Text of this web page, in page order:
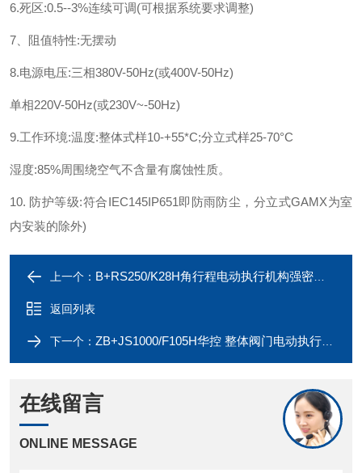
6.死区:0.5--3%连续可调(可根据系统要求调整)
7 、阻值特性:无摆动
8.电源电压:三相380V-50Hz(或400V-50Hz)
单相220V-50Hz(或230V~-50Hz)
9.工作环境:温度:整体式样10-+55*C;分立式样25-70°C
湿度:85%周围绕空气不含量有腐蚀性质。
10. 防护等级:符合IEC145IP651即防雨防尘，分立式GAMX为室
内安装的除外)
上一个： B+RS250/K28H角行程电动执行机构强密封电动流量阀
返回列表
下一个： ZB+JS1000/F105H华控 整体阀门电动执行器YMA+RS1000/F105H
在线留言
ONLINE MESSAGE